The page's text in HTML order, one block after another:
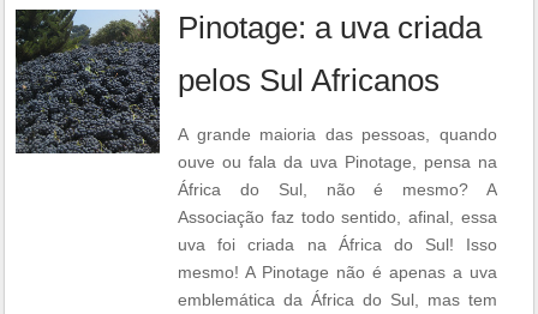
Pinotage: a uva criada
pelos Sul Africanos
A grande maioria das pessoas, quando
ouve ou fala da uva Pinotage, pensa na
África do Sul, não é mesmo? A
Associação faz todo sentido, afinal, essa
uva foi criada na África do Sul! Isso
mesmo! A Pinotage não é apenas a uva
emblemática da África do Sul, mas tem